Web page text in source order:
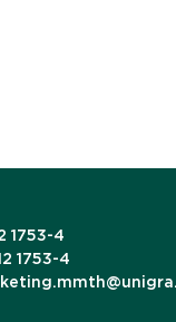
1753-4
1753-4